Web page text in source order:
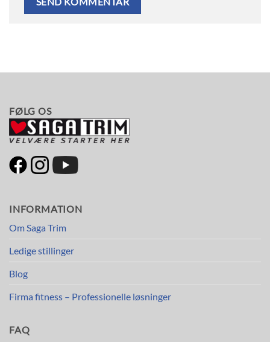
FØLG OS
INFORMATION
Om Saga Trim
Ledige stillinger
Blog
Firma fitness – Professionelle løsninger
FAQ